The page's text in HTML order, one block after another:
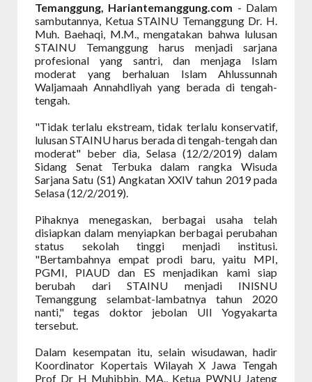
Temanggung, Hariantemanggung.com - Dalam
sambutannya, Ketua STAINU Temanggung Dr. H.
Muh. Baehaqi, M.M., mengatakan bahwa lulusan
STAINU Temanggung harus menjadi sarjana
profesional yang santri, dan menjaga Islam
moderat yang berhaluan Islam Ahlussunnah
Waljamaah Annahdliyah yang berada di tengah-
tengah.
"Tidak terlalu ekstream, tidak terlalu konservatif,
lulusan STAINU harus berada di tengah-tengah dan
moderat" beber dia, Selasa (12/2/2019) dalam
Sidang Senat Terbuka dalam rangka Wisuda
Sarjana Satu (S1) Angkatan XXIV tahun 2019 pada
Selasa (12/2/2019).
Pihaknya menegaskan, berbagai usaha telah
disiapkan dalam menyiapkan berbagai perubahan
status sekolah tinggi menjadi institusi.
"Bertambahnya empat prodi baru, yaitu MPI,
PGMI, PIAUD dan ES menjadikan kami siap
berubah dari STAINU menjadi INISNU
Temanggung selambat-lambatnya tahun 2020
nanti," tegas doktor jebolan UII Yogyakarta
tersebut.
Dalam kesempatan itu, selain wisudawan, hadir
Koordinator Kopertais Wilayah X Jawa Tengah
Prof Dr H Muhibbin, MA., Ketua PWNU Jateng